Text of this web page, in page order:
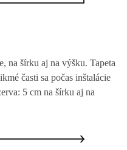
na šírku aj na výšku. Tapeta
časti sa počas inštalácie
5 cm na šírku aj na